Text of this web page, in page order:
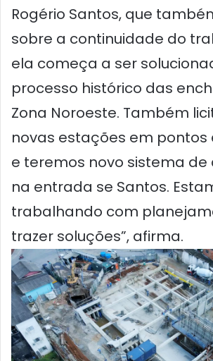
Rogério Santos, que
sobre a continuidade do
ela começa a ser
processo histórico das
Zona Noroeste. Também
novas estações em
e teremos novo sistema
na entrada se Santos.
trabalhando com
trazer soluções”, afirma.